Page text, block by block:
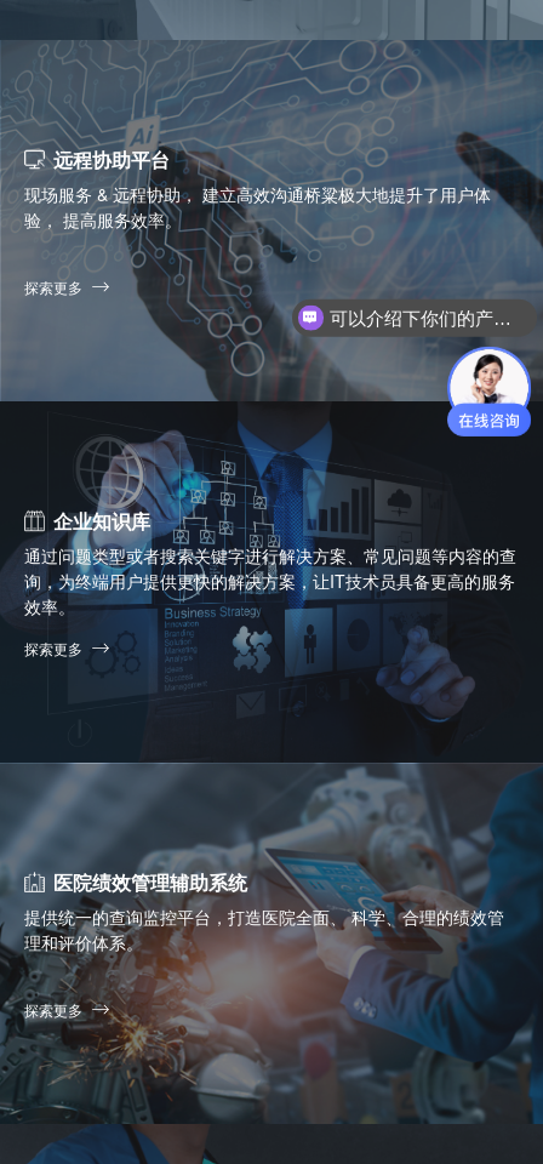
远程协助平台
现场服务 & 远程协助， 建立高效沟通桥粱极大地提升了用户体
验， 提高服务效率。
探索更多
企业知识库
通过问题类型或者搜索关键字进行解决方案、常见问题等内容的查
询，为终端用户提供更快的解决方案，让IT技术员具备更高的服务
效率。
探索更多
医院绩效管理辅助系统
提供统一的查询监控平台，打造医院全面、 科学、合理的绩效管
理和评价体系。
探索更多
你们是怎么收费的呢？